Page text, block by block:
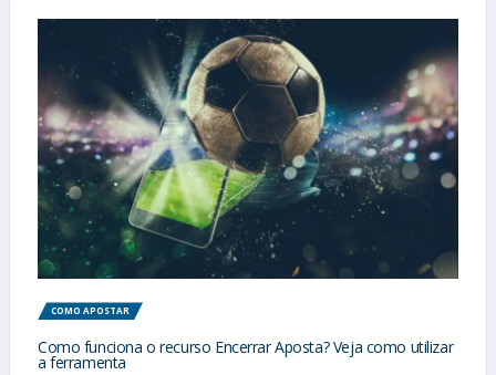
COMO APOSTAR
Como funciona o recurso Encerrar Aposta? Veja como utilizar
a ferramenta